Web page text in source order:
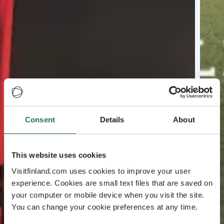
Consent Details About
This website uses cookies
Visitfinland.com uses cookies to improve your user
experience. Cookies are small text files that are saved on
your computer or mobile device when you visit the site.
You can change your cookie preferences at any time.